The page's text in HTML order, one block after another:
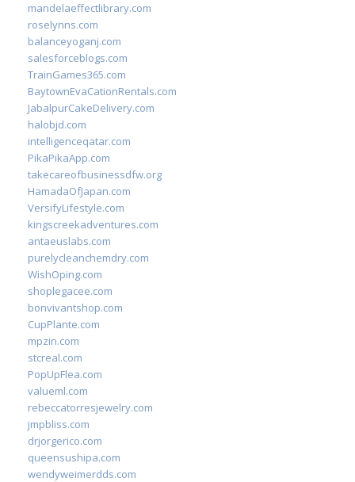
mandelaeffectlibrary.com
roselynns.com
balanceyoganj.com
salesforceblogs.com
TrainGames365.com
BaytownEvaCationRentals.com
JabalpurCakeDelivery.com
halobjd.com
intelligenceqatar.com
PikaPikaApp.com
takecareofbusinessdfw.org
HamadaOfJapan.com
VersifyLifestyle.com
kingscreekadventures.com
antaeuslabs.com
purelycleanchemdry.com
WishOping.com
shoplegacee.com
bonvivantshop.com
CupPlante.com
mpzin.com
stcreal.com
PopUpFlea.com
valueml.com
rebeccatorresjewelry.com
jmpbliss.com
drjorgerico.com
queensushipa.com
wendyweimerdds.com